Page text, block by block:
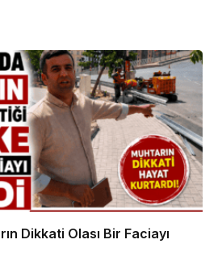
Dikkati Olası Bir Faciayı